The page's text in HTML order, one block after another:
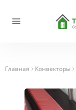
Главная Конвекторы